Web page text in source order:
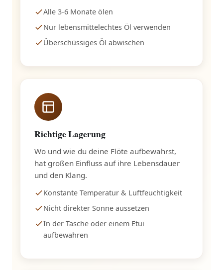
Alle 3-6 Monate ölen
Nur lebensmittelechtes Öl verwenden
Überschüssiges Öl abwischen
Richtige Lagerung
Wo und wie du deine Flöte aufbewahrst,
hat großen Einfluss auf ihre Lebensdauer
und den Klang.
Konstante Temperatur & Luftfeuchtigkeit
Nicht direkter Sonne aussetzen
In der Tasche oder einem Etui
aufbewahren